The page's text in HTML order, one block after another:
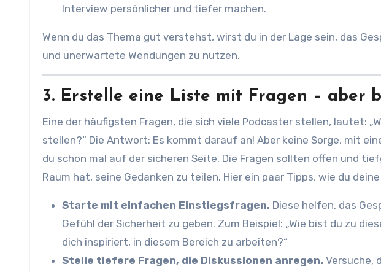
Interview persönlicher und tiefer machen.
Wenn du das Thema gut verstehst, wirst du in der Lage sein, das
und unerwartete Wendungen zu nutzen.
3. Erstelle eine Liste mit Fragen – aber
Eine der häufigsten Fragen, die sich viele Podcaster stellen, lautet:
stellen?“ Die Antwort: Es kommt darauf an! Aber keine Sorge, mit
du schon mal auf der sicheren Seite. Die Fragen sollten offen und
Raum hat, seine Gedanken zu teilen. Hier ein paar Tipps, wie du
Starte mit einfachen Einstiegsfragen. Diese helfen, das
Gefühl der Sicherheit zu geben. Zum Beispiel: „Wie bist du zu
dich inspiriert, in diesem Bereich zu arbeiten?“
Stelle tiefere Fragen, die Diskussionen anregen. Versuche,